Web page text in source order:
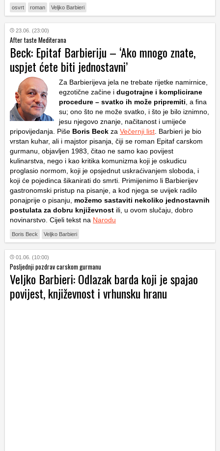
osvrt roman Veljko Barbieri
23.06. (23:00)
After taste Mediterana
Beck: Epitaf Barbieriju – ‘Ako mnogo znate,
uspjet ćete biti jednostavni’
Za Barbierijeva jela ne trebate rijetke namirnice,
egzotične začine i dugotrajne i komplicirane
procedure – svatko ih može pripremiti , a fina
su; ono što ne može svatko, i što je bilo iznimno,
jesu njegovo znanje, načitanost i umijeće
pripovijedanja. Piše Boris Beck za Večernji list . Barbieri je bio
vrstan kuhar, ali i majstor pisanja, čiji se roman Epitaf carskom
gurmanu, objavljen 1983, čitao ne samo kao povijest
kulinarstva, nego i kao kritika komunizma koji je oskudicu
proglasio normom, koji je opsjednut uskraćivanjem sloboda, i
koji će pojedinca šikanirati do smrti. Primijenimo li Barbierijev
gastronomski pristup na pisanje, a kod njega se uvijek radilo
ponajprije o pisanju,
možemo sastaviti nekoliko jednostavnih
postulata za dobru književnost ili, u ovom slučaju, dobro
novinarstvo. Cijeli tekst na Narodu
Boris Beck Veljko Barbieri
01.06. (10:00)
Posljednji pozdrav carskom gurmanu
Veljko Barbieri: Odlazak barda koji je spajao
povijest, književnost i vrhunsku hranu